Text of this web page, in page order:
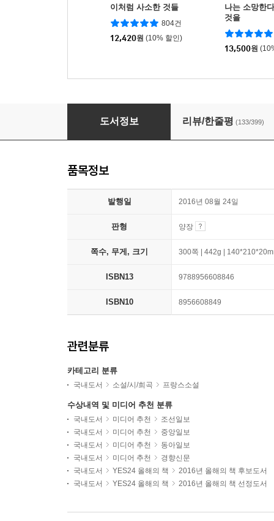
이처럼 사소한 것들
804건
12,420원 (10% 할인)
나는 소망한
것을
13,500원
낭만적 연애와 그 후의 일상
도서정보 리뷰/한줄평 (133/399)
품목정보
발행일 2016년 08월 24일
판형 양장
쪽수, 무게, 크기 300쪽 | 442g |
ISBN13 9788956608846
ISBN10 8956608849
관련분류
카테고리 분류
국내도서 소설/시/희곡 프랑스소설
수상내역 및 미디어 추천 분류
국내도서 미디어 추천
조선일보
국내도서
미디어 추천
중앙일보
국내도서
미디어 추천
동아일보
국내도서
미디어 추천
경향신문
국내도서
YES24 올해의 책
2016년 올해의 책 후보도서
국내도서
YES24 올해의 책 2016년 올해의 책 선정도서